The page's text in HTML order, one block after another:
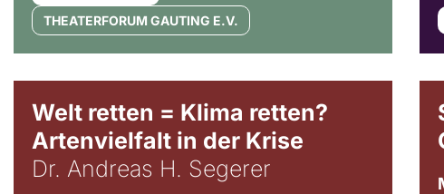
THEATERFORUM GAUTING E.V.
Welt retten = Klima retten?
Artenvielfalt in der Krise
Dr. Andreas H. Segerer